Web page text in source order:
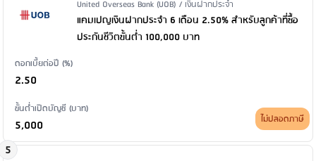
Issuer Name / Financial Product Type
United Overseas Bank (UOB) / เงินฝากประจำ
แคมเปญเงินฝากประจำ 6 เดือน 2.50% สำหรับลูกค้าที่ซื้อ
ประกันชีวิตขั้นต่ำ 100,000 บาท
ดอกเบี้ยต่อปี (%)
2.50
ขั้นต่ำเปิดบัญชี (บาท)
5,000 ไม่ปลอดภาษี
5